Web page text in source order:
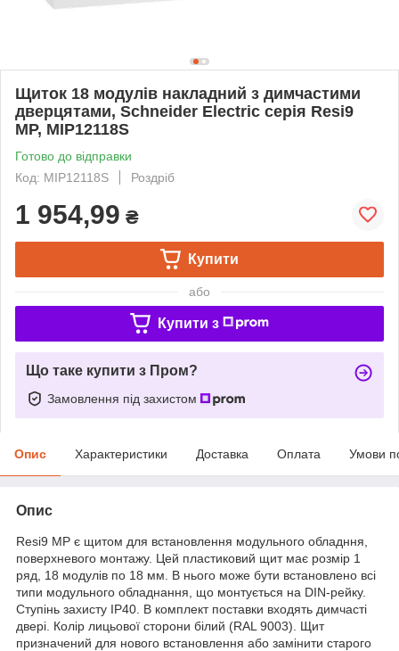
Щиток 18 модулів накладний з димчастими
дверцятами, Schneider Electric серія Resi9
MP, MIP12118S
Готово до відправки
Код: MIP12118S
Роздріб
1 954,99 ₴
Купити
або
Купити з
Що таке купити з Пром?
Замовлення під захистом
Опис Характеристики Доставка Оплата Умови
Опис
Resi9 MP є щитом для встановлення модульного обладння,
поверхневого монтажу. Цей пластиковий щит має розмір 1
ряд, 18 модулів по 18 мм. В нього може бути встановлено всі
типи модульного обладнання, що монтується на DIN-рейку.
Ступінь захисту IP40. В комплект поставки входять димчасті
двері. Колір лицьової сторони білий (RAL 9003). Щит
призначений для нового встановлення або замінити старого